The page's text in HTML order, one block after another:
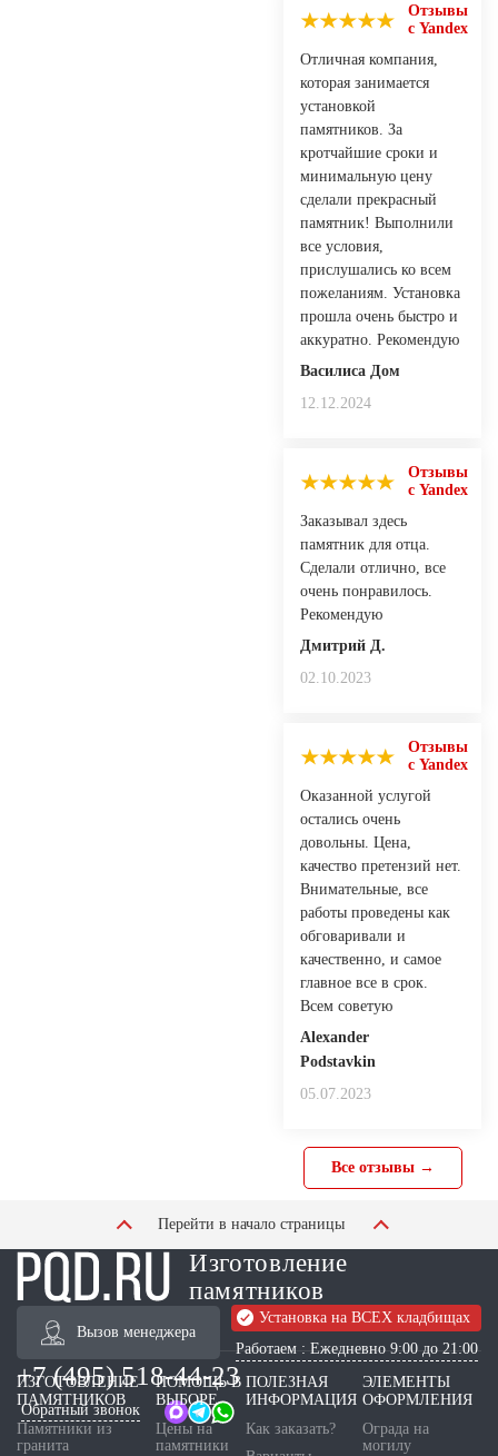
Отзывы
с Yandex
Отличная компания,
которая занимается
установкой
памятников. За
кротчайшие сроки и
минимальную цену
сделали прекрасный
памятник! Выполнили
все условия,
прислушались ко всем
пожеланиям. Установка
прошла очень быстро и
аккуратно. Рекомендую
Василиса Дом
12.12.2024
Отзывы
с Yandex
Заказывал здесь
памятник для отца.
Сделали отлично, все
очень понравилось.
Рекомендую
Дмитрий Д.
02.10.2023
Отзывы
с Yandex
Оказанной услугой
остались очень
довольны. Цена,
качество претензий нет.
Внимательные, все
работы проведены как
обговаривали и
качественно, и самое
главное все в срок.
Всем советую
Alexander
Podstavkin
05.07.2023
Все отзывы →
Перейти в начало страницы
Изготовление
памятников
Вызов менеджера
Установка на ВСЕХ кладбищах
Работаем : Ежедневно 9:00 до 21:00
+7 (495) 518-44-23
Обратный звонок
ИЗГОТОВЛЕНИЕ
ПАМЯТНИКОВ
Памятники из
гранита
ПОМОЩЬ В
ВЫБОРЕ
Цены на
памятники
ПОЛЕЗНАЯ
ИНФОРМАЦИЯ
Как заказать?
ЭЛЕМЕНТЫ
ОФОРМЛЕНИЯ
Ограда на
могилу